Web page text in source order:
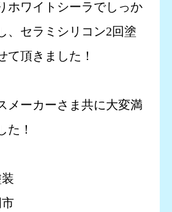
ホワイトシーラでしっか
、セラミシリコン2回塗
て頂きました！
メーカーさま共に大変満
た！